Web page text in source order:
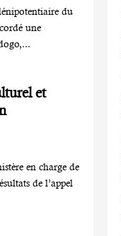
du
une
et
en charge de
de l’appel